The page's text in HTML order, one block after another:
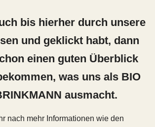
bis hierher durch unsere
und geklickt habt, dann
einen guten Überblick
was uns als BIO
ausmacht.
nach mehr Informationen wie den